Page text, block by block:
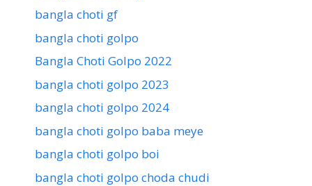
bangla choti gf
bangla choti golpo
Bangla Choti Golpo 2022
bangla choti golpo 2023
bangla choti golpo 2024
bangla choti golpo baba meye
bangla choti golpo boi
bangla choti golpo choda chudi